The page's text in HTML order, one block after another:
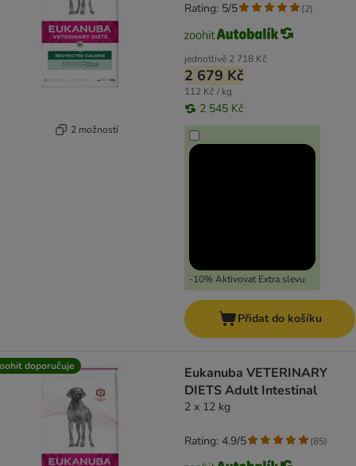
2 možností
jednotlivě 2 718 Kč
2 679 Kč
112 Kč / kg
2 545 Kč
-10% Aktivovat Extra slevu
Rating: 5/5 (2)
Přidat do košíku
doporučuje
Eukanuba VETERINARY
DIETS Adult Intestinal
2 x 12 kg
Rating: 4.9/5 (85)